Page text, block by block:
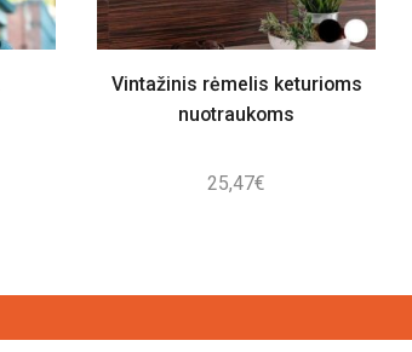
Vintažinis rėmelis keturioms
nuotraukoms
25,47€